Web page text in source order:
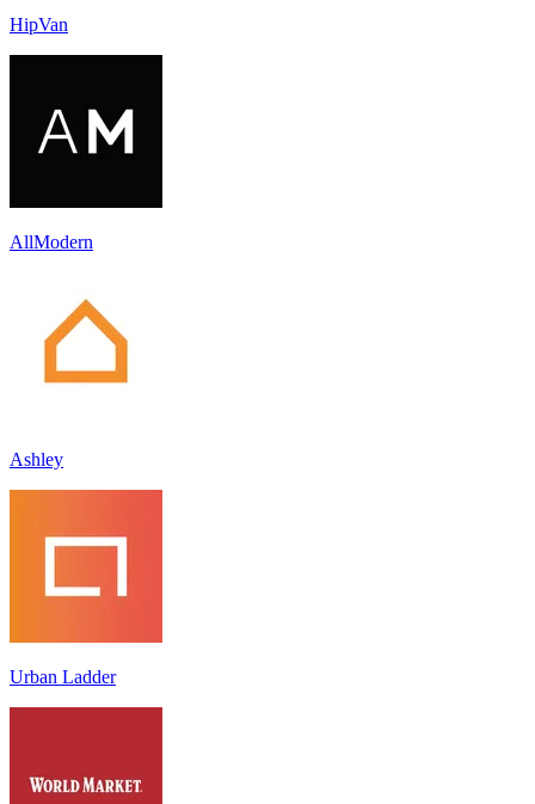
HipVan
AllModern
Ashley
Urban Ladder